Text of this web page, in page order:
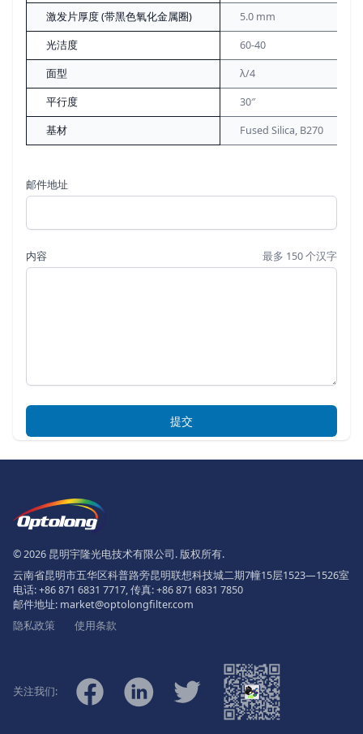
激发片厚度 (带黑色氧化金属圈) 5.0 mm
光洁度 60-40
面型 λ/4
平行度 30″
基材 Fused Silica, B270
邮件地址
内容 最多 150 个汉字
提交
The Logo of Optolong Optics Co.,
© 2026 昆明宇隆光电技术有限公司. 版权所有.
云南省昆明市五华区科普路旁昆明联想科技城二期7幢15层1523—1526室
电话:+86 871 6831 7717, 传真:+86 871 6831 7850
邮件地址: market@optolongfilter.com
隐私政策
使用条款
关注我们: FacebookLinkedin Twitter
微信